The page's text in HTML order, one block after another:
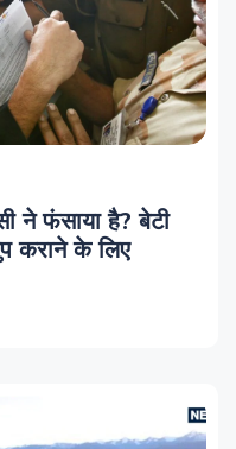
ने फंसाया है? बेटी
कराने के लिए